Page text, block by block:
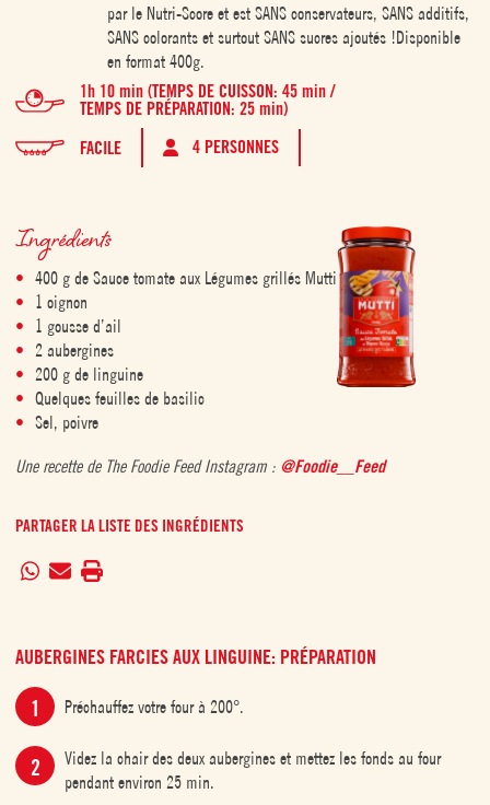
par le Nutri-Score et est SANS conservateurs, SANS additifs,
SANS colorants et surtout SANS sucres ajoutés !Disponible
en format 400g.
1h 10 min (TEMPS DE CUISSON: 45 min /
TEMPS DE PRÉPARATION: 25 min)
FACILE
4 PERSONNES
Ingrédients
400 g de Sauce tomate aux Légumes grillés Mutti
1 oignon
1 gousse d’ail
2 aubergines
200 g de linguine
Quelques feuilles de basilic
Sel, poivre
Une recette de The Foodie Feed Instagram : @Foodie__Feed
PARTAGER LA LISTE DES INGRÉDIENTS
AUBERGINES FARCIES AUX LINGUINE: PRÉPARATION
Préchauffez votre four à 200°.
Videz la chair des deux aubergines et mettez les fonds au four
pendant environ 25 min.